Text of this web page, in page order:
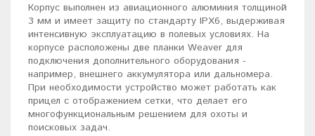
Корпус выполнен из авиационного алюминия толщиной
3 мм и имеет защиту по стандарту IPX6, выдерживая
интенсивную эксплуатацию в полевых условиях. На
корпусе расположены две планки Weaver для
подключения дополнительного оборудования -
например, внешнего аккумулятора или дальномера.
При необходимости устройство может работать как
прицел с отображением сетки, что делает его
многофункциональным решением для охоты и
поисковых задач.